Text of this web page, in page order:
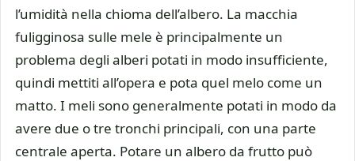
l’umidità nella chioma dell’albero. La macchia
fuligginosa sulle mele è principalmente un
problema degli alberi potati in modo insufficiente,
quindi mettiti all’opera e pota quel melo come un
matto. I meli sono generalmente potati in modo da
avere due o tre tronchi principali, con una parte
centrale aperta. Potare un albero da frutto può